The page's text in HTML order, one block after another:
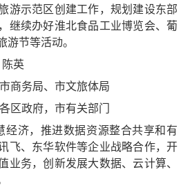
游示范区创建工作，规划建设东部
继续办好淮北食品工业博览会、葡
游节等活动。
英
商务局、市文旅体局
区政府，市有关部门
经济，推进数据资源整合共享和有
飞、东华软件等企业战略合作，开
业务，创新发展大数据、云计算、